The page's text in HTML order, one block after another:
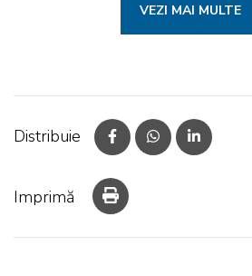
VEZI MAI MULTE
Distribuie
Imprimă